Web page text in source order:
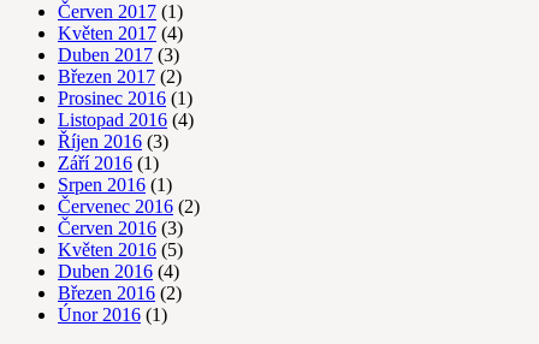
Červen 2017 (1)
Květen 2017 (4)
Duben 2017 (3)
Březen 2017 (2)
Prosinec 2016 (1)
Listopad 2016 (4)
Říjen 2016 (3)
Září 2016 (1)
Srpen 2016 (1)
Červenec 2016 (2)
Červen 2016 (3)
Květen 2016 (5)
Duben 2016 (4)
Březen 2016 (2)
Únor 2016 (1)